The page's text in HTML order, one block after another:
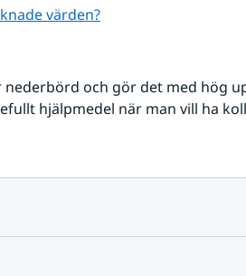
värden?
nederbörd och gör det med hög
hjälpmedel när man vill ha